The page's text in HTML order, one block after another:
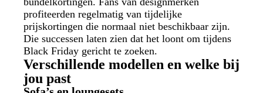
profiteerden regelmatig van tijdelijke
prijskortingen die normaal niet beschikbaar zijn.
Die successen laten zien dat het loont om tijdens
Black Friday gericht te zoeken.
Verschillende modellen en welke bij
jou past